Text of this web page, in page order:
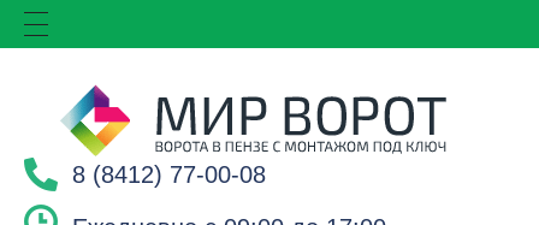
8 (8412) 77-00-08